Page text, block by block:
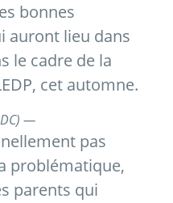
bonnes
auront lieu dans
le cadre de la
cet automne.
—
pas
problématique,
parents qui